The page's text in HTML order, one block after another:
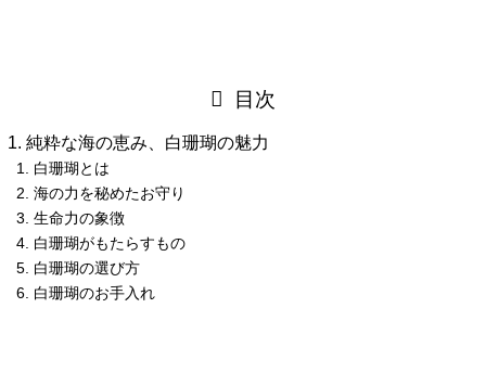
目次
純粋な海の恵み、白珊瑚の魅力
白珊瑚とは
海の力を秘めたお守り
生命力の象徴
白珊瑚がもたらすもの
白珊瑚の選び方
白珊瑚のお手入れ